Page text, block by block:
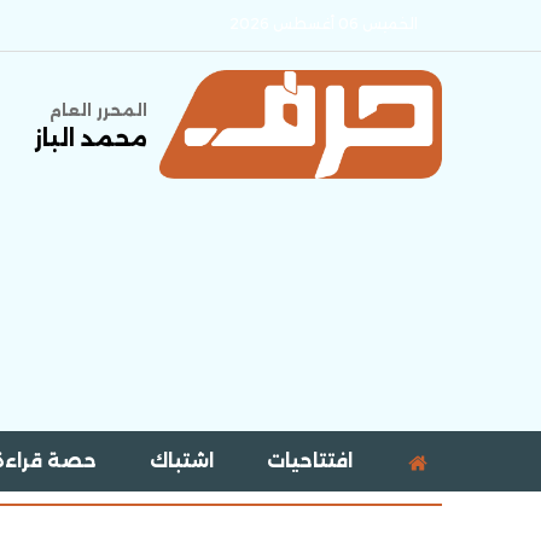
المحرر العام
محمد الباز
افتتاحيات اشتباك حصة